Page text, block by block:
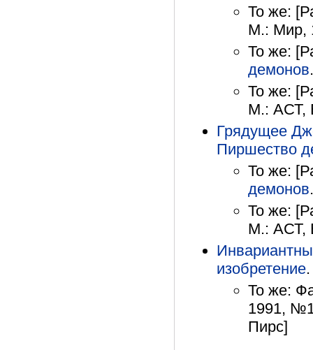
То же:
М.: Мир,
То же:
демонов
То же:
М.: АСТ,
Грядущее
Пиршество
То же:
демонов
То же:
М.: АСТ,
изобретение
То же:
1991,
Пирс]